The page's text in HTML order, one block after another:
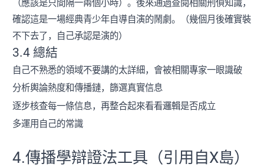
（應該是只間隔一兩個小時）。後來通過查閱相關刑偵知識，
確認這是一場經典青少年自導自演的鬧劇。（幾個月後確實裝
不下去了，自己承認是演的）
3.4 總結
自己不熟悉的領域不要講的太詳細，會被相關專家一眼識破
分析輿論熱度和傳播鏈，篩選真實信息
逐步核查每一條信息，再整合起來看看邏輯是否成立
多運用自己的常識
4.傳播學辯證法工具（引用自X島）